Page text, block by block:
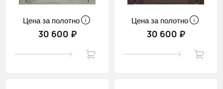
Цена за полотно
30 600 ₽
Цена за полотно
30 600 ₽